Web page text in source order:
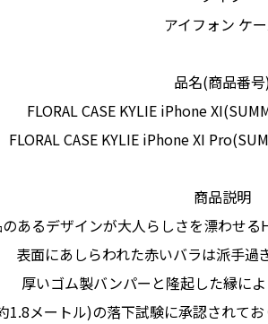
アイフォン ケ
品名(商品番
FLORAL CASE KYLIE iPhone
FLORAL CASE KYLIE iPhone XI
商品説明
あるデザインが大人らしさを漂わせる
表面にあしらわれた赤いバラは派手過
厚いゴム製バンパーと隆起した縁に
1.8メートル)の落下試験に承認されてお